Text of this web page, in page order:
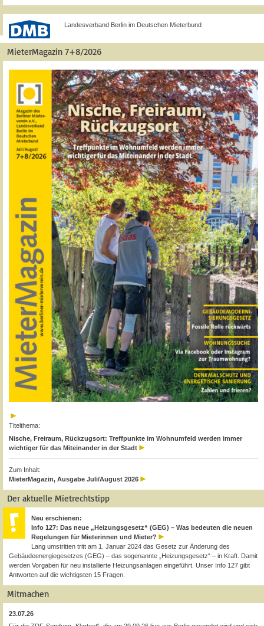
Landesverband Berlin im Deutschen Mieterbund
MieterMagazin 7+8/2026
Titelthema:
Nische, Freiraum, Rückzugsort: Treffpunkte im Wohnumfeld werden immer
wichtiger für das Miteinander in der Stadt
Zum Inhalt:
MieterMagazin, Ausgabe Juli/August 2026
Der aktuelle Mietrechtstipp
Neu erschienen:
Info 127: Das neue „Heizungsgesetz“ (GEG) – Was bedeuten die neuen
Regelungen für Mieterinnen und Mieter?
Lang umstritten tritt am 1. Januar 2024 das Gesetz zur Änderung des
Gebäudeenergiegesetzes (GEG) – das sogenannte „Heizungsgesetz“ – in Kraft. Damit
werden Vorgaben für neu installierte Heizungsanlagen eingeführt. Unser Info 127 gibt
Antworten auf die wichtigsten 15 Fragen.
Mitmachen
23.07.26